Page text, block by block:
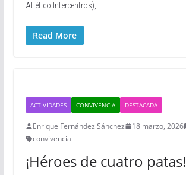
Atlético Intercentros),
Read More
ACTIVIDADES CONVIVENCIA DESTACADA
Enrique Fernández Sánchez 18 marzo, 2026
convivencia
¡Héroes de cuatro patas!